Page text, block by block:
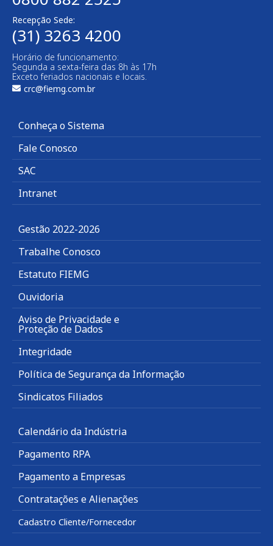
Recepção Sede:
(31) 3263 4200
Horário de funcionamento:
Segunda a sexta-feira das 8h às 17h
Exceto feriados nacionais e locais.
crc@fiemg.com.br
Conheça o Sistema
Fale Conosco
SAC
Intranet
Gestão 2022-2026
Trabalhe Conosco
Estatuto FIEMG
Ouvidoria
Aviso de Privacidade e
Proteção de Dados
Integridade
Política de Segurança da Informação
Sindicatos Filiados
Calendário da Indústria
Pagamento RPA
Pagamento a Empresas
Contratações e Alienações
Cadastro Cliente/Fornecedor